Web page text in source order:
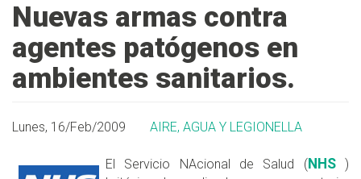
Nuevas armas contra
agentes patógenos en
ambientes sanitarios.
Lunes, 16/Feb/2009 AIRE, AGUA Y LEGIONELLA
El Servicio NAcional de Salud (NHS)